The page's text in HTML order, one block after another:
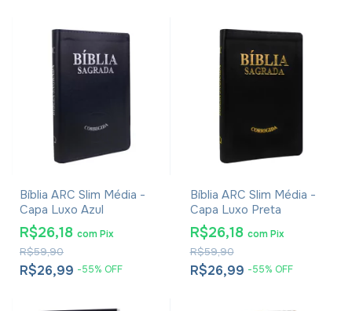
Bíblia ARC Slim Média -
Capa Luxo Azul
R$26,99 -55% OFF
R$59,90
R$26,18 comPix
Bíblia ARC Slim Média -
Capa Luxo Preta
R$26,99 -55% OFF
R$59,90
R$26,18 com Pix